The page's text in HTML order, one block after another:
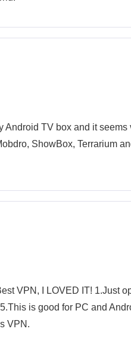
TV box and it
ShowBox, Terrarium
VPN, I LOVED IT! 1.Just
is good for PC and
VPN.